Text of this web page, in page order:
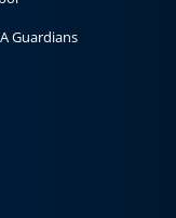
Guardians